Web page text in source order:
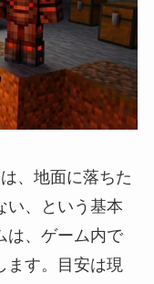
、地面に落ちた
い、という基本
は、ゲーム内で
ます。目安は現